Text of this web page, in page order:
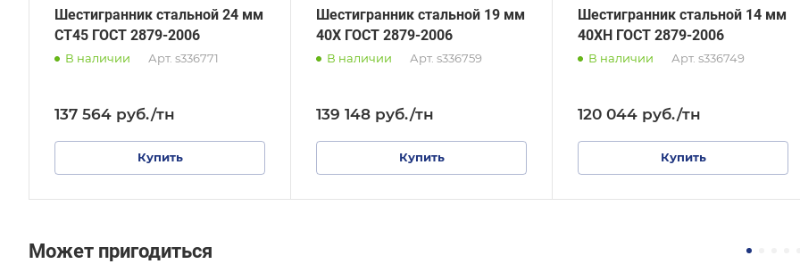
Шестигранник стальной 24 мм
СТ45 ГОСТ 2879-2006
В наличии Арт. s336771
137 564 руб./тн
Купить
Шестигранник стальной 19 мм
40Х ГОСТ 2879-2006
В наличии Арт. s336759
139 148 руб./тн
Купить
Шестигранник стальной 14 мм
40ХН ГОСТ 2879-2006
В наличии Арт. s336749
120 044 руб./тн
Купить
Может пригодиться